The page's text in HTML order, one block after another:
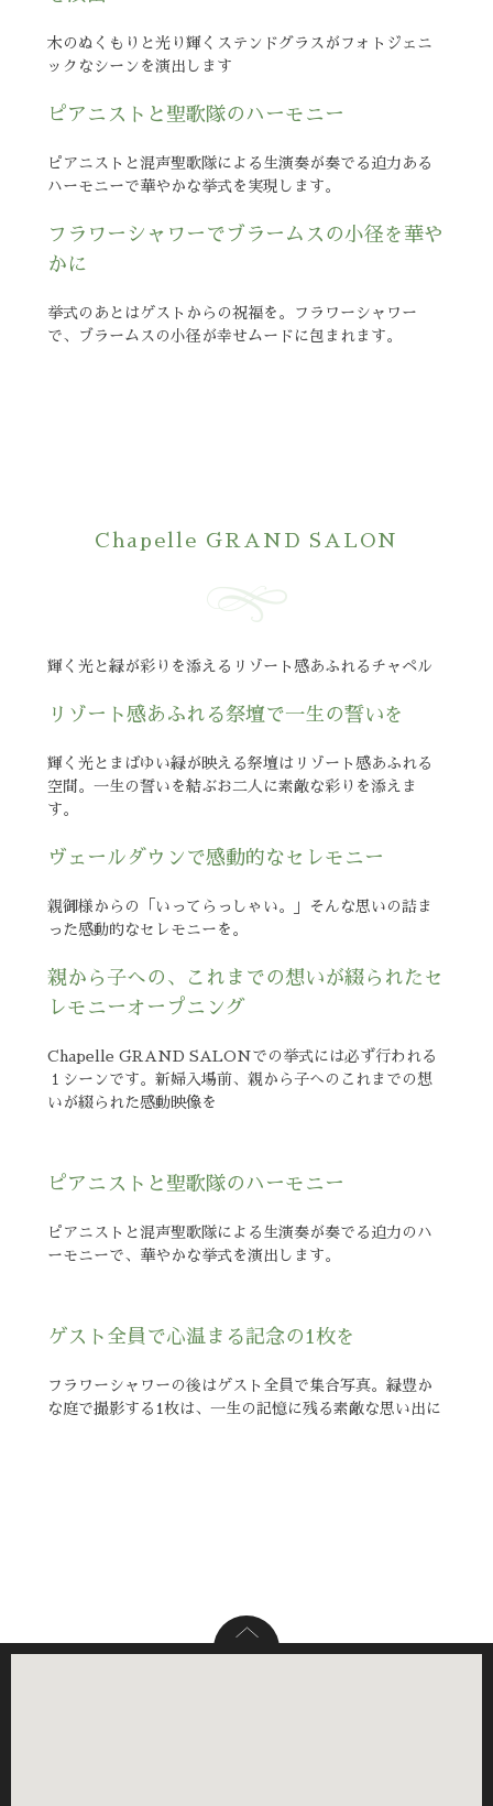
木のぬくもりと光り輝くステンドグラスがフォトジェニ
ックなシーンを演出します
ピアニストと聖歌隊のハーモニー
ピアニストと混声聖歌隊による生演奏が奏でる迫力ある
ハーモニーで華やかな挙式を実現します。
フラワーシャワーでブラームスの小径を華や
かに
挙式のあとはゲストからの祝福を。フラワーシャワー
で、ブラームスの小径が幸せムードに包まれます。
Chapelle GRAND SALON
輝く光と緑が彩りを添えるリゾート感あふれるチャペル
リゾート感あふれる祭壇で一生の誓いを
輝く光とまばゆい緑が映える祭壇はリゾート感あふれる
空間。一生の誓いを結ぶお二人に素敵な彩りを添えま
す。
ヴェールダウンで感動的なセレモニー
親御様からの「いってらっしゃい。」そんな思いの詰ま
った感動的なセレモニーを。
親から子への、これまでの想いが綴られたセ
レモニーオープニング
Chapelle GRAND SALONでの挙式には必ず行われる
１シーンです。新婦入場前、親から子へのこれまでの想
いが綴られた感動映像を
ピアニストと聖歌隊のハーモニー
ピアニストと混声聖歌隊による生演奏が奏でる迫力のハ
ーモニーで、華やかな挙式を演出します。
ゲスト全員で心温まる記念の1枚を
フラワーシャワーの後はゲスト全員で集合写真。緑豊か
な庭で撮影する1枚は、一生の記憶に残る素敵な思い出に